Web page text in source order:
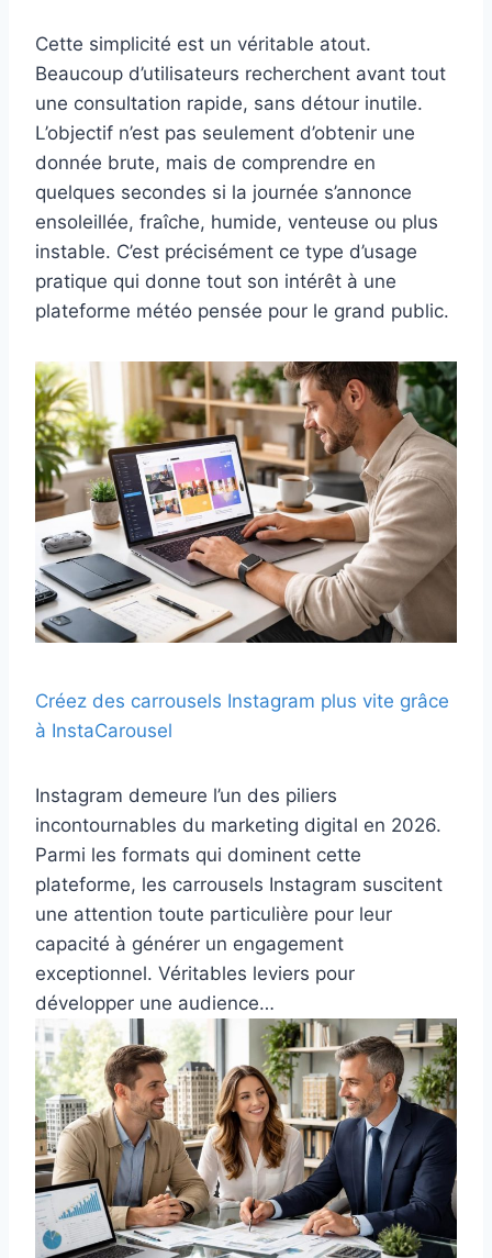
Cette simplicité est un véritable atout.
Beaucoup d’utilisateurs recherchent avant tout
une consultation rapide, sans détour inutile.
L’objectif n’est pas seulement d’obtenir une
donnée brute, mais de comprendre en
quelques secondes si la journée s’annonce
ensoleillée, fraîche, humide, venteuse ou plus
instable. C’est précisément ce type d’usage
pratique qui donne tout son intérêt à une
plateforme météo pensée pour le grand public.
Créez des carrousels Instagram plus vite grâce
à InstaCarousel
Instagram demeure l’un des piliers
incontournables du marketing digital en 2026.
Parmi les formats qui dominent cette
plateforme, les carrousels Instagram suscitent
une attention toute particulière pour leur
capacité à générer un engagement
exceptionnel. Véritables leviers pour
développer une audience…